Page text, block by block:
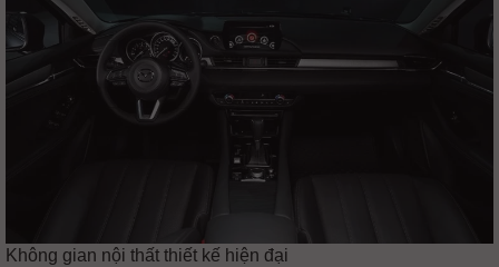
Không gian nội thất thiết kế hiện đại